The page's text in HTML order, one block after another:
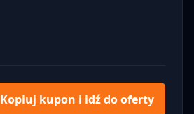
Kopiuj kupon i idź do oferty